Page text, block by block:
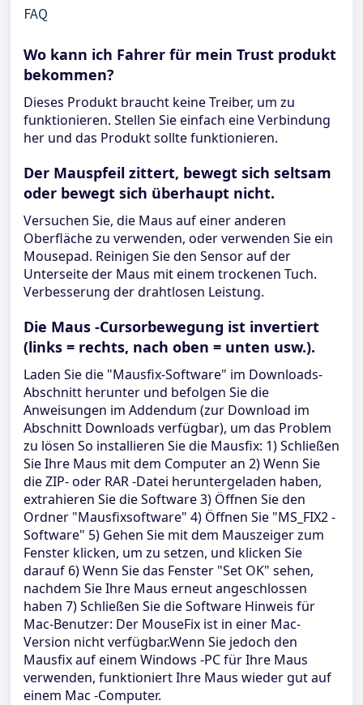
FAQ
Wo kann ich Fahrer für mein Trust produkt
bekommen?
Dieses Produkt braucht keine Treiber, um zu
funktionieren. Stellen Sie einfach eine Verbindung
her und das Produkt sollte funktionieren.
Der Mauspfeil zittert, bewegt sich seltsam
oder bewegt sich überhaupt nicht.
Versuchen Sie, die Maus auf einer anderen
Oberfläche zu verwenden, oder verwenden Sie ein
Mousepad. Reinigen Sie den Sensor auf der
Unterseite der Maus mit einem trockenen Tuch.
Verbesserung der drahtlosen Leistung.
Die Maus -Cursorbewegung ist invertiert
(links = rechts, nach oben = unten usw.).
Laden Sie die "Mausfix-Software" im Downloads-
Abschnitt herunter und befolgen Sie die
Anweisungen im Addendum (zur Download im
Abschnitt Downloads verfügbar), um das Problem
zu lösen So installieren Sie die Mausfix: 1) Schließen
Sie Ihre Maus mit dem Computer an 2) Wenn Sie
die ZIP- oder RAR -Datei heruntergeladen haben,
extrahieren Sie die Software 3) Öffnen Sie den
Ordner "Mausfixsoftware" 4) Öffnen Sie "MS_FIX2 -
Software" 5) Gehen Sie mit dem Mauszeiger zum
Fenster klicken, um zu setzen, und klicken Sie
darauf 6) Wenn Sie das Fenster "Set OK" sehen,
nachdem Sie Ihre Maus erneut angeschlossen
haben 7) Schließen Sie die Software Hinweis für
Mac-Benutzer: Der MouseFix ist in einer Mac-
Version nicht verfügbar.Wenn Sie jedoch den
Mausfix auf einem Windows -PC für Ihre Maus
verwenden, funktioniert Ihre Maus wieder gut auf
einem Mac -Computer.